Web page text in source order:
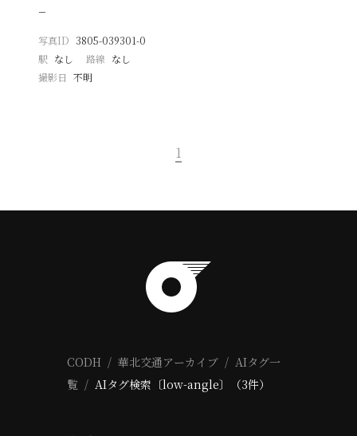
−
写真ID 3805-039301-0
駅 なし 路線 なし
撮影日
不明
1
CODH 華北交通アーカイブ
AIタグ一
覧
AIタグ検索〔low-angle〕（3件）